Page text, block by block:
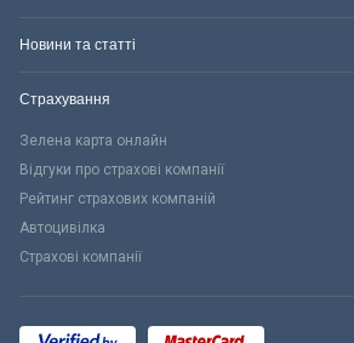
Новини та статті
Страхування
Зелена карта онлайн
Відгуки про страхові компанії
Рейтинг страхових компаній
Автоцивілка
Страхові компанії